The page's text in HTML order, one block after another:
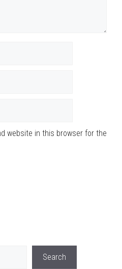
website in this browser for the
Search